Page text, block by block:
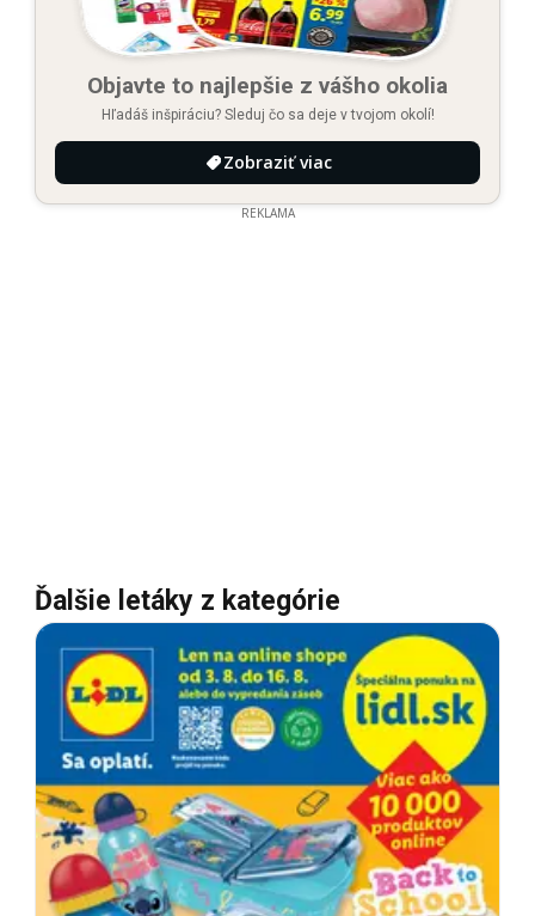
Objavte to najlepšie z vášho okolia
Hľadáš inšpiráciu? Sleduj čo sa deje v tvojom okolí!
Zobraziť viac
REKLAMA
Ďalšie letáky z kategórie